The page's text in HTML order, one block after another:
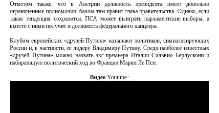
Отметим также, что в Австрии должность президента имеет довольно
ограниченные полномочия, балом там правит глава правительства. Однако, если
такая тенденция сохранится, ПСА может выиграть парламентские выборы, а
вместе с ними получит и должность федерального канцлера.
Клубом европейских «друзей Путина» называют политиков, симпатизирующих
России и, в частности, ее лидеру Владимиру Путину. Среди наиболее известных
«друзей Путина» можно назвать экс-премьера Италии Сильвио Берлускони и
набирающую политический ход во Франции Марин Ле Пен.
ВидеоYoutube :